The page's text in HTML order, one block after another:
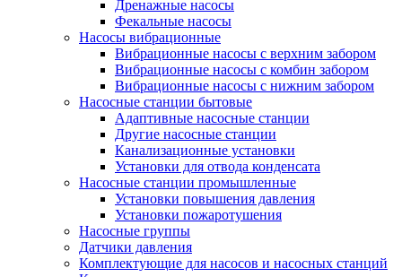
Дренажные насосы
Фекальные насосы
Насосы вибрационные
Вибрационные насосы с верхним забором
Вибрационные насосы с комбин забором
Вибрационные насосы с нижним забором
Насосные станции бытовые
Адаптивные насосные станции
Другие насосные станции
Канализационные установки
Установки для отвода конденсата
Насосные станции промышленные
Установки повышения давления
Установки пожаротушения
Насосные группы
Датчики давления
Комплектующие для насосов и насосных станций